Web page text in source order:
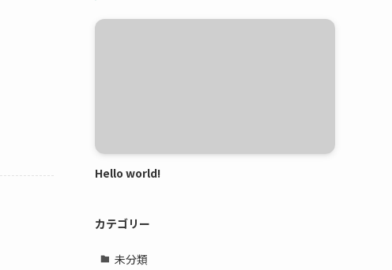
Hello world!
カテゴリー
未分類